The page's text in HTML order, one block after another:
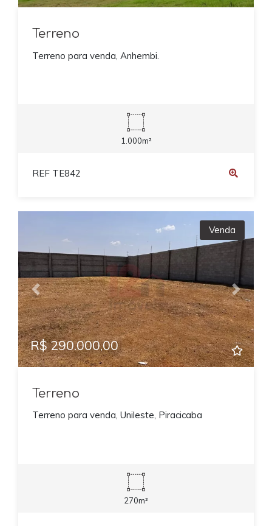
Terreno
Terreno para venda, Anhembi.
1.000m²
REF TE842
Previous Next
Venda
R$ 290.000,00
Terreno
Terreno para venda, Unileste, Piracicaba
270m²